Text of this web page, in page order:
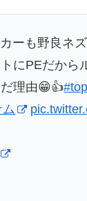
ーも野良ネ
にPEだから
理由😁👍